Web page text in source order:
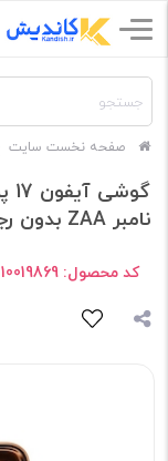
صفحه نخست سایت
نامبر ZAA بدون رجیستر
کد محصول: 10019869